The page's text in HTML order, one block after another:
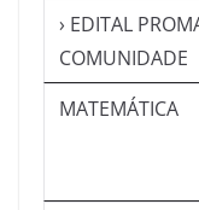
› EDITAL
COMUNIDADE
MATEMÁTICA